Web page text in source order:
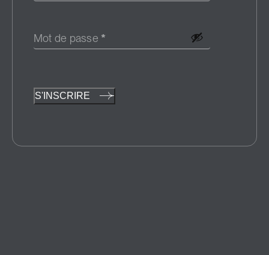
Mot de passe *
S'INSCRIRE